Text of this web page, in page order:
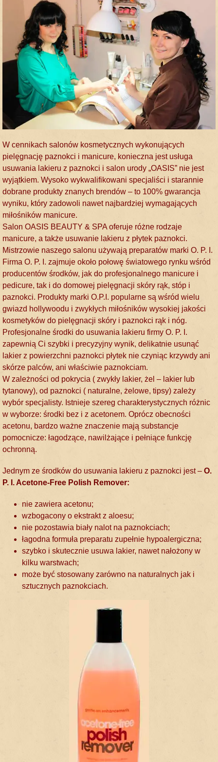
W cennikach salonów kosmetycznych wykonujących
pielęgnację paznokci i manicure, konieczna jest usługa
usuwania lakieru z paznokci i salon urody „OASIS” nie jest
wyjątkiem. Wysoko wykwalifikowani specjaliści i starannie
dobrane produkty znanych brendów – to 100% gwarancja
wyniku, który zadowoli nawet najbardziej wymagających
miłośników manicure.
Salon OASIS BEAUTY & SPA oferuje różne rodzaje
manicure, a także usuwanie lakieru z płytek paznokci.
Mistrzowie naszego salonu używają preparatów marki O. P. I.
Firma O. P. I. zajmuje około połowę światowego rynku wśród
producentów środków, jak do profesjonalnego manicure i
pedicure, tak i do domowej pielęgnacji skóry rąk, stóp i
paznokci. Produkty marki O.P.I. popularne są wśród wielu
gwiazd hollywoodu i zwykłych miłośników wysokiej jakości
kosmetyków do pielęgnacji skóry i paznokci rąk i nóg.
Profesjonalne środki do usuwania lakieru firmy O. P. I.
zapewnią Ci szybki i precyzyjny wynik, delikatnie usunąć
lakier z powierzchni paznokci płytek nie czyniąc krzywdy ani
skórze palców, ani właściwie paznokciam.
W zależności od pokrycia ( zwykły lakier, żel – lakier lub
tytanowy), od paznokci ( naturalne, żelowe, tipsy) zależy
wybór specjalisty. Istnieje szereg charakterystycznych różnic
w wyborze: środki bez i z acetonem. Oprócz obecności
acetonu, bardzo ważne znaczenie mają substancje
pomocnicze: łagodzące, nawilżające i pełniące funkcję
ochronną.
Jednym ze środków do usuwania lakieru z paznokci jest – O.
P. I. Acetone-Free Polish Remover:
nie zawiera acetonu;
wzbogacony o ekstrakt z aloesu;
nie pozostawia biały nalot na paznokciach;
łagodna formuła preparatu zupełnie hypoalergiczna;
szybko i skutecznie usuwa lakier, nawet nałożony w
kilku warstwach;
może być stosowany zarówno na naturalnych jak i
sztucznych paznokciach.